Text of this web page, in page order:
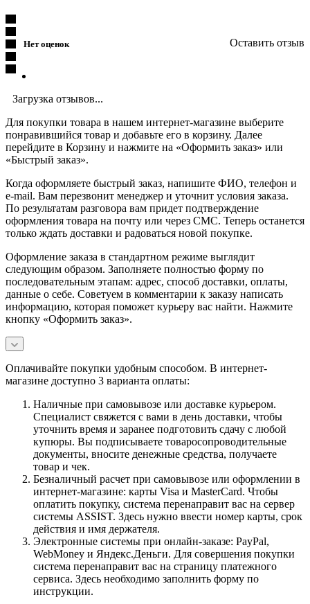
Нет оценок Оставить отзыв
Загрузка отзывов...
Для покупки товара в нашем интернет-магазине выберите
понравившийся товар и добавьте его в корзину. Далее
перейдите в Корзину и нажмите на «Оформить заказ» или
«Быстрый заказ».
Когда оформляете быстрый заказ, напишите ФИО, телефон и
e-mail. Вам перезвонит менеджер и уточнит условия заказа.
По результатам разговора вам придет подтверждение
оформления товара на почту или через СМС. Теперь останется
только ждать доставки и радоваться новой покупке.
Оформление заказа в стандартном режиме выглядит
следующим образом. Заполняете полностью форму по
последовательным этапам: адрес, способ доставки, оплаты,
данные о себе. Советуем в комментарии к заказу написать
информацию, которая поможет курьеру вас найти. Нажмите
кнопку «Оформить заказ».
Оплачивайте покупки удобным способом. В интернет-
магазине доступно 3 варианта оплаты:
Наличные при самовывозе или доставке курьером.
Специалист свяжется с вами в день доставки, чтобы
уточнить время и заранее подготовить сдачу с любой
купюры. Вы подписываете товаросопроводительные
документы, вносите денежные средства, получаете
товар и чек.
Безналичный расчет при самовывозе или оформлении в
интернет-магазине: карты Visa и MasterCard. Чтобы
оплатить покупку, система перенаправит вас на сервер
системы ASSIST. Здесь нужно ввести номер карты, срок
действия и имя держателя.
Электронные системы при онлайн-заказе: PayPal,
WebMoney и Яндекс.Деньги. Для совершения покупки
система перенаправит вас на страницу платежного
сервиса. Здесь необходимо заполнить форму по
инструкции.